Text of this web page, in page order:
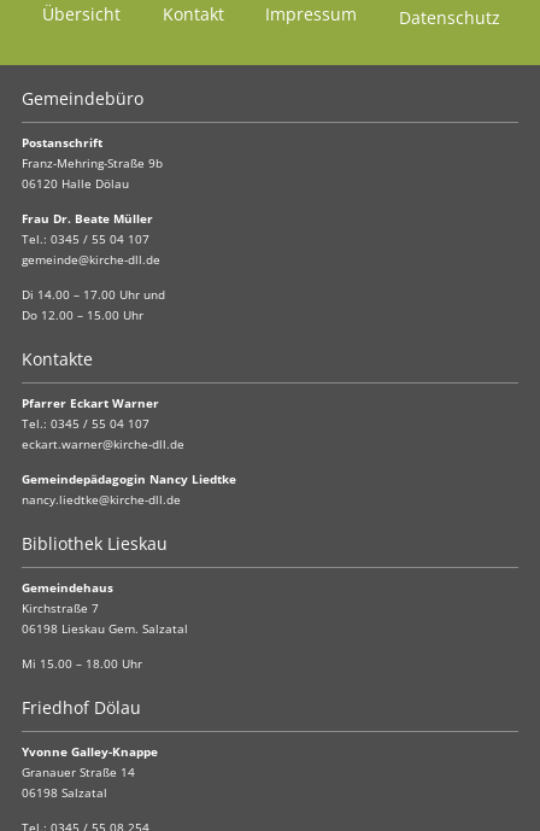
Übersicht Kontakt Impressum Datenschutz
Gemeindebüro
Postanschrift
Franz-Mehring-Straße 9b
06120 Halle Dölau
Frau Dr. Beate Müller
Tel.: 0345 / 55 04 107
gemeinde@kirche-dll.de
Di 14.00 – 17.00 Uhr und
Do 12.00 – 15.00 Uhr
Kontakte
Pfarrer Eckart Warner
Tel.: 0345 / 55 04 107
eckart.warner@kirche-dll.de
Gemeindepädagogin Nancy Liedtke
nancy.liedtke@kirche-dll.de
Bibliothek Lieskau
Gemeindehaus
Kirchstraße 7
06198 Lieskau Gem. Salzatal
Mi 15.00 – 18.00 Uhr
Friedhof Dölau
Yvonne Galley-Knappe
Granauer Straße 14
06198 Salzatal